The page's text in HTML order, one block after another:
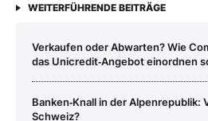
WEITERFÜHRENDE BEITRÄGE
Verkaufen oder Abwarten? Wie
das Unicredit‑Angebot einordnen
Banken‑Knall in der Alpenrepublik:
Schweiz?